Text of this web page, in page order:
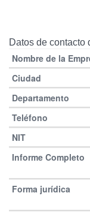
Datos de contacto